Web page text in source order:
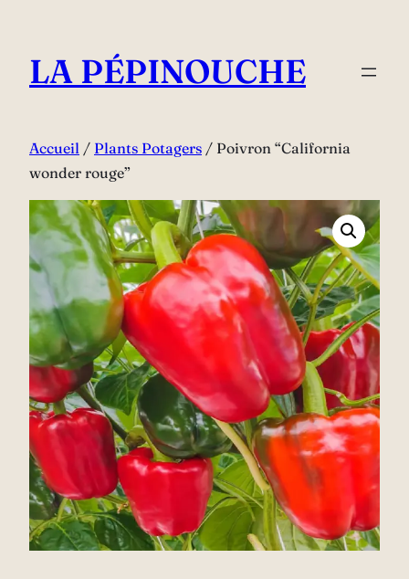
contenu
LA PÉPINOUCHE
Accueil / Plants Potagers / Poivron “California
wonder rouge”